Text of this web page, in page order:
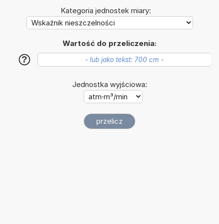
Kategoria jednostek miary:
Wartość do przeliczenia:
?
Jednostka wyjściowa: